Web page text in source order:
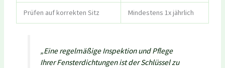
Prüfen auf korrekten Sitz Mindestens 1x jährlich
„Eine regelmäßige Inspektion und Pflege
Ihrer Fensterdichtungen ist der Schlüssel zu